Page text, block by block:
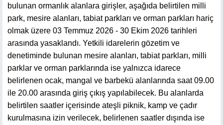
bulunan ormanlık alanlara girişler, aşağıda belirtilen milli
park, mesire alanları, tabiat parkları ve orman parkları hariç
olmak üzere 03 Temmuz 2026 - 30 Ekim 2026 tarihleri
arasında yasaklandı. Yetkili idarelerin gözetim ve
denetiminde bulunan mesire alanları, tabiat parkları, milli
parklar ve orman parklarında ise yalnızca idarece
belirlenen ocak, mangal ve barbekü alanlarında saat 09.00
ile 20.00 arasında giriş çıkış yapılabilecek. Bu alanlarda
belirtilen saatler içerisinde ateşli piknik, kamp ve çadır
kurulmasına izin verilecek, belirlenen saatler dışında ise